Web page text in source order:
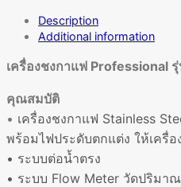
Description
Additional information
เครื่องชงกาแฟ Professional
คุณสมบัติ
• เครื่องชงกาแฟ Stainless
พร้อมไฟประดับตกแต่ง ให้เครื่
• ระบบต่อน้ำตรง
• ระบบ Flow Meter วัดปริมา